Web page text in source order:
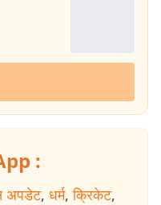
:
अपडेट, धर्म, क्रिकेट,